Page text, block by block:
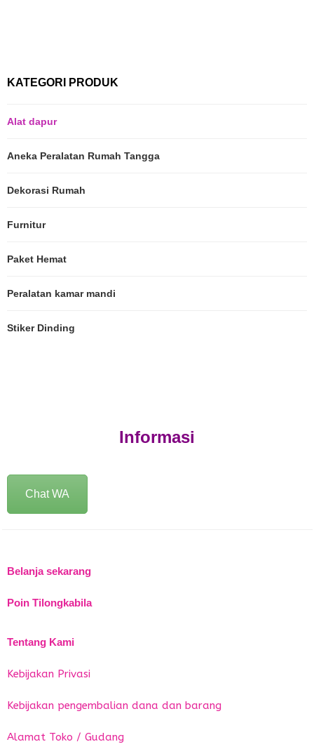
KATEGORI PRODUK
Alat dapur
Aneka Peralatan Rumah Tangga
Dekorasi Rumah
Furnitur
Paket Hemat
Peralatan kamar mandi
Stiker Dinding
Informasi
Chat WA
Belanja sekarang
Poin Tilongkabila
Tentang Kami
Kebijakan Privasi
Kebijakan pengembalian dana dan barang
Alamat Toko / Gudang